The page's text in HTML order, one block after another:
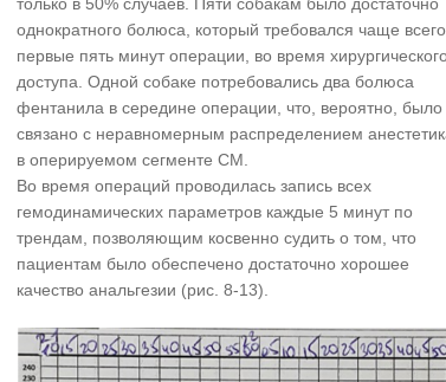
только в 50% случаев. Пяти собакам было достаточно
однократного болюса, который требовался чаще
первые пять минут операции, во время
доступа. Одной собаке потребовались два болюса
фентанила в середине операции, что, вероятно, было
связано с неравномерным распределением
в оперируемом сегменте СМ.
Во время операций проводилась запись всех
гемодинамических параметров каждые 5 минут по
трендам, позволяющим косвенно судить о том, что
пациентам было обеспечено достаточно хорошее
качество анальгезии (рис. 8-13).